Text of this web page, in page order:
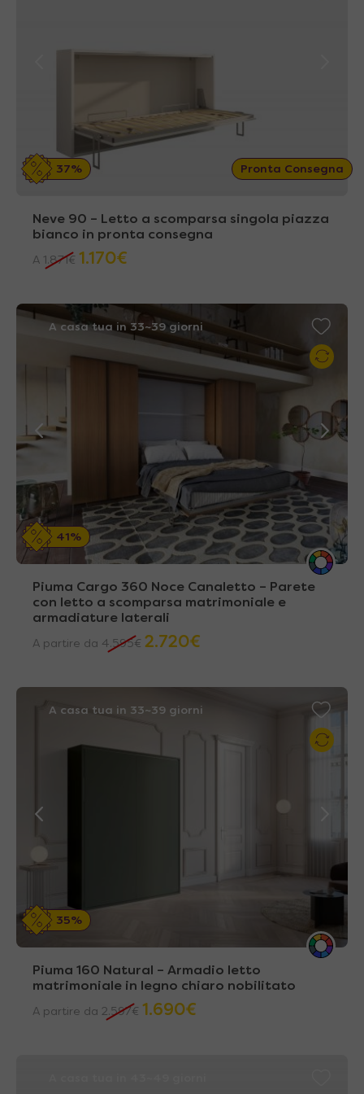
Pronta Consegna
37%
Neve 90 – Letto a scomparsa singola piazza
bianco in pronta consegna
A 1.871€ 1.170€
A casa tua in 33~39 giorni
41%
Piuma Cargo 360 Noce Canaletto – Parete
con letto a scomparsa matrimoniale e
armadiature laterali
A partire da 4.595€ 2.720€
A casa tua in 33~39 giorni
35%
Piuma 160 Natural – Armadio letto
matrimoniale in legno chiaro nobilitato
A partire da 2.597 € 1.690€